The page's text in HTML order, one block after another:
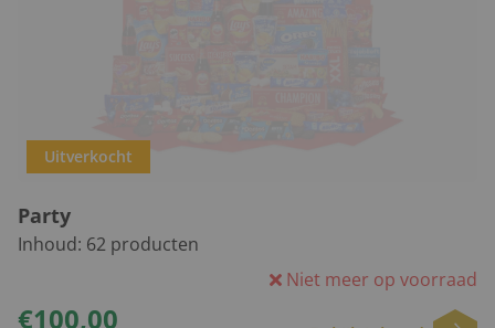
Uitverkocht
Party
Inhoud: 62 producten
Niet meer op voorraad
€100,00